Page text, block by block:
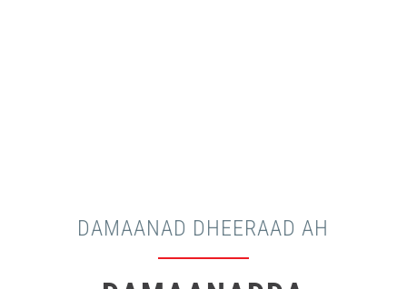
DAMAANAD DHEERAAD AH